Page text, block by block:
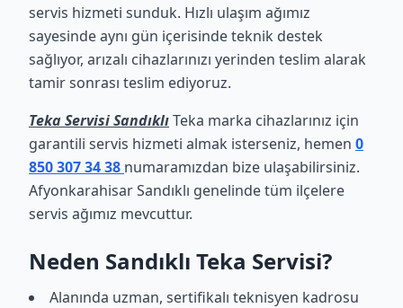
servis hizmeti sunduk. Hızlı ulaşım ağımız
sayesinde aynı gün içerisinde teknik destek
sağlıyor, arızalı cihazlarınızı yerinden teslim alarak
tamir sonrası teslim ediyoruz.
Teka Servisi SandıklıTeka marka cihazlarınız için
garantili servis hizmeti almak isterseniz, hemen 0
850 307 34 38 numaramızdan bize ulaşabilirsiniz.
Afyonkarahisar Sandıklı genelinde tüm ilçelere
servis ağımız mevcuttur.
Neden Sandıklı Teka Servisi?
Alanında uzman, sertifikalı teknisyen kadrosu